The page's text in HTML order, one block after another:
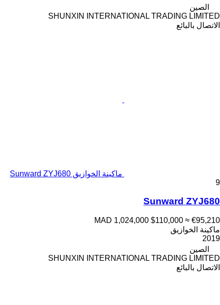
الصين
SHUNXIN INTERNATIONAL TRADING LIMITED
الاتصال بالبائع
ماكينة الخوازيق Sunward ZYJ680
9
Sunward ZYJ680
MAD 1,024,000 $110,000 ≈ €95,210
ماكينة الخوازيق
2019
الصين
SHUNXIN INTERNATIONAL TRADING LIMITED
الاتصال بالبائع